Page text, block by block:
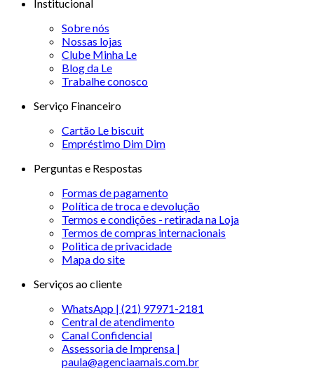
Institucional
Sobre nós
Nossas lojas
Clube Minha Le
Blog da Le
Trabalhe conosco
Serviço Financeiro
Cartão Le biscuit
Empréstimo Dim Dim
Perguntas e Respostas
Formas de pagamento
Política de troca e devolução
Termos e condições - retirada na Loja
Termos de compras internacionais
Politica de privacidade
Mapa do site
Serviços ao cliente
WhatsApp | (21) 97971-2181
Central de atendimento
Canal Confidencial
Assessoria de Imprensa |
paula@agenciaamais.com.br